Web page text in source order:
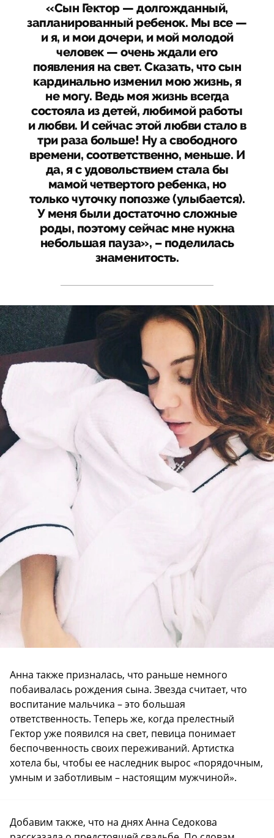
«Сын Гектор — долгожданный,
запланированный ребенок. Мы все —
и я, и мои дочери, и мой молодой
человек — очень ждали его
появления на свет. Сказать, что сын
кардинально изменил мою жизнь, я
не могу. Ведь моя жизнь всегда
состояла из детей, любимой работы
и любви. И сейчас этой любви стало в
три раза больше! Ну а свободного
времени, соответственно, меньше. И
да, я с удовольствием стала бы
мамой четвертого ребенка, но
только чуточку попозже (улыбается).
У меня были достаточно сложные
роды, поэтому сейчас мне нужна
небольшая пауза», – поделилась
знаменитость.
Анна также призналась, что раньше немного
побаивалась рождения сына. Звезда считает, что
воспитание мальчика – это большая
ответственность. Теперь же, когда прелестный
Гектор уже появился на свет, певица понимает
беспочвенность своих переживаний. Артистка
хотела бы, чтобы ее наследник вырос «порядочным,
умным и заботливым – настоящим мужчиной».
Добавим также, что на днях Анна Седокова